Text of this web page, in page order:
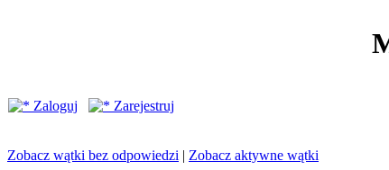
Zaloguj
Zarejestruj
Zobacz wątki bez odpowiedzi | Zobacz aktywne wątki